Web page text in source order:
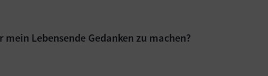
Lebensende Gedanken zu machen?